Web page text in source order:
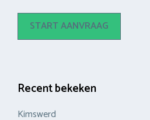
START AANVRAAG
Recent bekeken
Kimswerd